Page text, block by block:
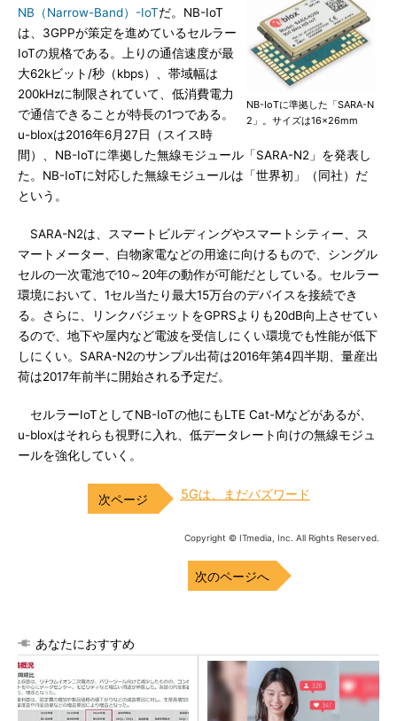
NB-IoTに準拠した「SARA-N
2」。サイズは16×26mm
NB（Narrow-Band）-IoTだ。NB-IoT
は、3GPPが策定を進めているセルラー
IoTの規格である。上りの通信速度が最
大62kビット/秒（kbps）、帯域幅は
200kHzに制限されていて、低消費電力
で通信できることが特長の1つである。
u-bloxは2016年6月27日（スイス時
間）、NB-IoTに準拠した無線モジュール「SARA-N2」を発表し
た。NB-IoTに対応した無線モジュールは「世界初」（同社）だ
という。
SARA-N2は、スマートビルディングやスマートシティー、ス
マートメーター、白物家電などの用途に向けるもので、シングル
セルの一次電池で10～20年の動作が可能だとしている。セルラー
環境において、1セル当たり最大15万台のデバイスを接続でき
る。さらに、リンクバジェットをGPRSよりも20dB向上させてい
るので、地下や屋内など電波を受信しにくい環境でも性能が低下
しにくい。SARA-N2のサンプル出荷は2016年第4四半期、量産出
荷は2017年前半に開始される予定だ。
セルラーIoTとしてNB-IoTの他にもLTE Cat-Mなどがあるが、
u-bloxはそれらも視野に入れ、低データレート向けの無線モジュ
ールを強化していく。
5Gは、まだバズワード
Copyright © ITmedia, Inc. All Rights Reserved.
次のページへ
あなたにおすすめ